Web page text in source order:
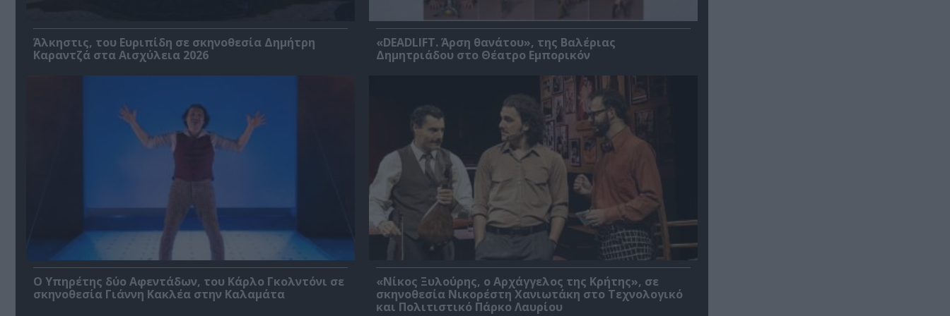
Άλκηστις, του Ευριπίδη σε σκηνοθεσία Δημήτρη
Καραντζά στα Αισχύλεια 2026
«DEADLIFT. Άρση θανάτου», της Βαλέριας
Δημητριάδου στο Θέατρο Εμπορικόν
Ο Υπηρέτης δύο Αφεντάδων, του Κάρλο Γκολντόνι σε
σκηνοθεσία Γιάννη Κακλέα στην Καλαμάτα
«Νίκος Ξυλούρης, ο Αρχάγγελος της Κρήτης», σε
σκηνοθεσία Νικορέστη Χανιωτάκη στο Τεχνολογικό
και Πολιτιστικό Πάρκο Λαυρίου